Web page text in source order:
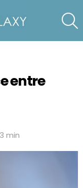
entre
min